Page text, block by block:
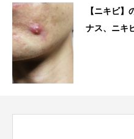
【ニキビ
ナス、ニキ